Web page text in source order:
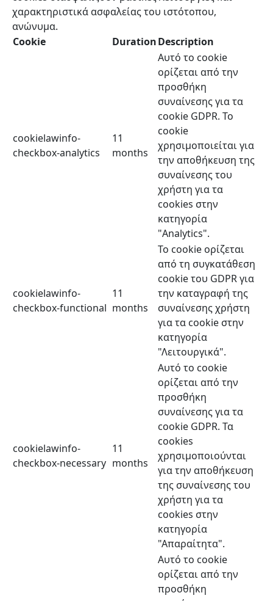
χαρακτηριστικά ασφαλείας του ιστότοπου,
ανώνυμα.
Cookie
DurationDescription
cookielawinfo-
checkbox-analytics
11
months
Αυτό το cookie
ορίζεται από την
προσθήκη
συναίνεσης για τα
cookie GDPR. Το
cookie
χρησιμοποιείται για
την αποθήκευση της
συναίνεσης του
χρήστη για τα
cookies στην
κατηγορία
"Analytics".
cookielawinfo-
checkbox-functional
11
months
Το cookie ορίζεται
από τη συγκατάθεση
cookie του GDPR για
την καταγραφή της
συναίνεσης χρήστη
για τα cookie στην
κατηγορία
"Λειτουργικά".
cookielawinfo-
checkbox-necessary
11
months
Αυτό το cookie
ορίζεται από την
προσθήκη
συναίνεσης για τα
cookie GDPR. Τα
cookies
χρησιμοποιούνται
για την αποθήκευση
της συναίνεσης του
χρήστη για τα
cookies στην
κατηγορία
"Απαραίτητα".
Αυτό το cookie
ορίζεται από την
προσθήκη